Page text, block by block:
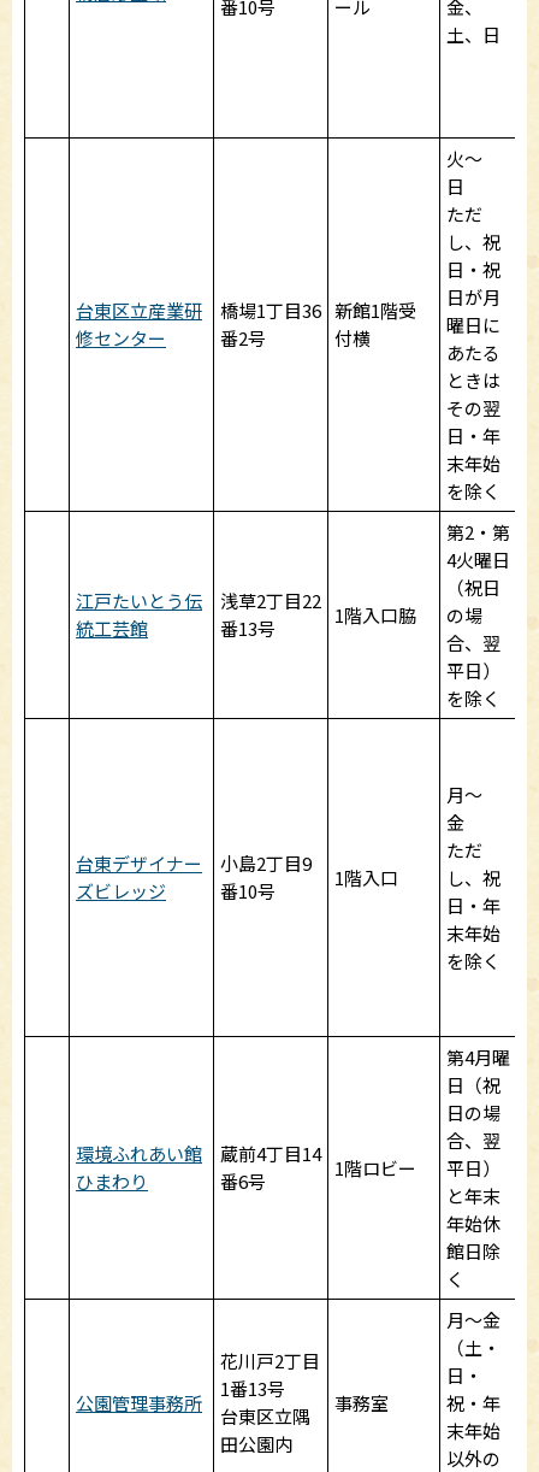
番10号
ール
金、
土、日
台東区立産業研
修センター
橋場1丁目36
番2号
新館1階受
付横
火～
日
ただ
し、祝
日・祝
日が月
曜日に
あたる
ときは
その翌
日・年
末年始
を除く
江戸たいとう伝
統工芸館
浅草2丁目22
番13号
1階入口脇
第2・第
4火曜日
（祝日
の場
合、翌
平日）
を除く
台東デザイナー
ズビレッジ
小島2丁目9
番10号
1階入口
月～
金
ただ
し、祝
日・年
末年始
を除く
環境ふれあい館
ひまわり
蔵前4丁目14
番6号
1階ロビー
第4月曜
日（祝
日の場
合、翌
平日）
と年末
年始休
館日除
く
公園管理事務所
花川戸2丁目
1番13号
台東区立隅
田公園内
事務室
月～金
（土・
日・
祝・年
末年始
以外の